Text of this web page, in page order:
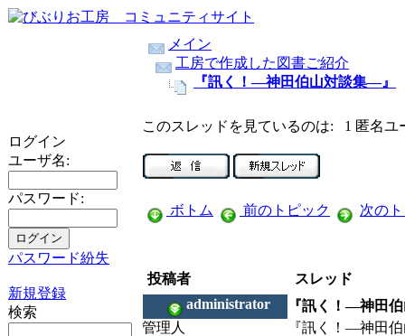
ログイン
ユーザ名:
パスワード:
パスワード紛失
新規登録
検索
メイン
工房で作成した図書ご紹介
『訊く！―神田伯山対談集―』
このスレッドを見ているのは: 1 匿名ユ
ボトム 前のトピック 次の
投稿者
スレッド
administrator
『訊く！―神田
管理人
『訊く！―神田